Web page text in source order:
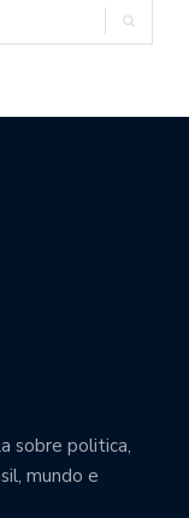
sobre politica,
mundo e